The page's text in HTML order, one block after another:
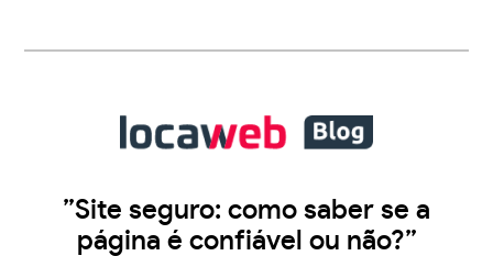
”Site seguro: como saber se a
página é confiável ou não?”